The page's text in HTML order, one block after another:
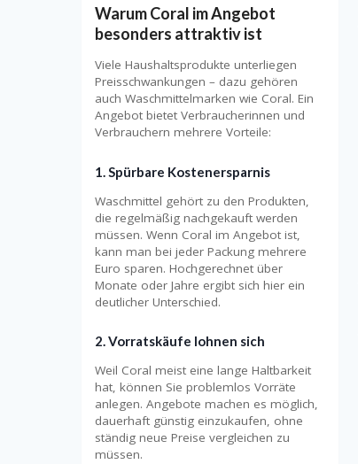
Warum Coral im Angebot
besonders attraktiv ist
Viele Haushaltsprodukte unterliegen
Preisschwankungen – dazu gehören
auch Waschmittelmarken wie Coral. Ein
Angebot bietet Verbraucherinnen und
Verbrauchern mehrere Vorteile:
1. Spürbare Kostenersparnis
Waschmittel gehört zu den Produkten,
die regelmäßig nachgekauft werden
müssen. Wenn Coral im Angebot ist,
kann man bei jeder Packung mehrere
Euro sparen. Hochgerechnet über
Monate oder Jahre ergibt sich hier ein
deutlicher Unterschied.
2. Vorratskäufe lohnen sich
Weil Coral meist eine lange Haltbarkeit
hat, können Sie problemlos Vorräte
anlegen. Angebote machen es möglich,
dauerhaft günstig einzukaufen, ohne
ständig neue Preise vergleichen zu
müssen.